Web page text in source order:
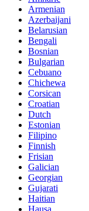
Armenian
Azerbaijani
Belarusian
Bengali
Bosnian
Bulgarian
Cebuano
Chichewa
Corsican
Croatian
Dutch
Estonian
Filipino
Finnish
Frisian
Galician
Georgian
Gujarati
Haitian
Hausa